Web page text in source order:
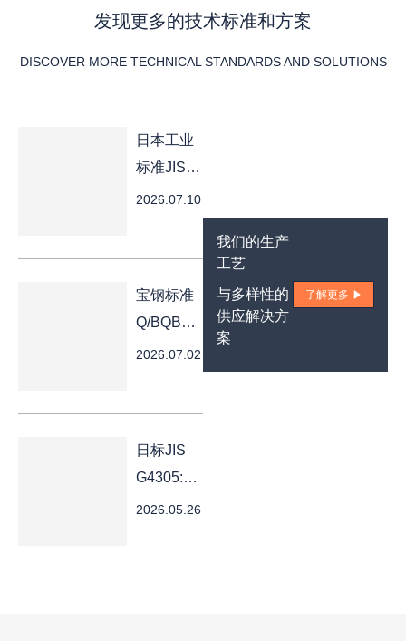
发现更多的技术标准和方案
DISCOVER MORE TECHNICAL STANDARDS AND SOLUTIONS
日本工业
标准JIS
G3135-
带技术规
范，日文
版
2026.07.10
宝钢标准
Q/BQB
490-2018
供货技术
条件
2026.07.02
日标JIS
G4305:2005《冷
轧不锈钢
2026.05.26
我们的生产
工艺
与多样性的
供应解决方
案
了解更多